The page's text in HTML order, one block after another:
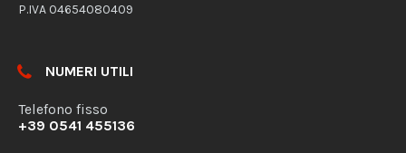
P.IVA 04654080409
NUMERI UTILI
Telefono fisso
+39 0541 455136